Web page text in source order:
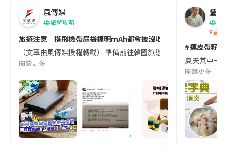
風傳媒
旅遊攻略
旅遊注意｜搭飛機帶尿袋標明mAh都會被沒收😱出發前切記檢查
（文章由風傳媒授權轉載） 準備前往韓國旅遊的民眾，近期要
閱讀更多
營養
香港
#連皮帶籽
夏天其中一
閱讀更多